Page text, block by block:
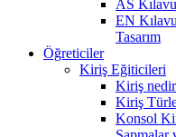
AS
EN
Tasarım
Öğreticiler
Kiriş Eğiticileri
Kiriş
Kiriş
Konsol